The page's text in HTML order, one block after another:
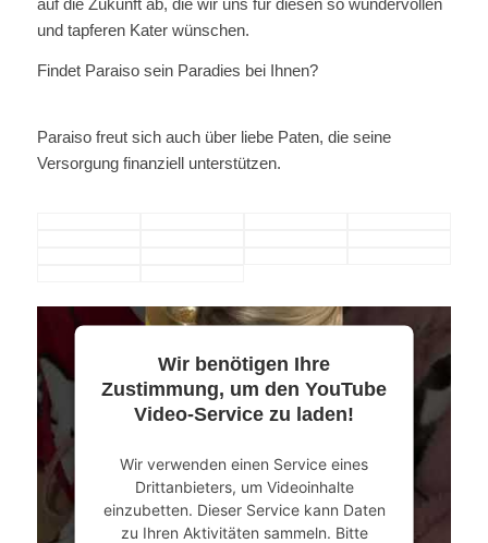
auf die Zukunft ab, die wir uns für diesen so wundervollen
und tapferen Kater wünschen.
Findet Paraiso sein Paradies bei Ihnen?
Paraiso freut sich auch über liebe Paten, die seine
Versorgung finanziell unterstützen.
Wir benötigen Ihre
Zustimmung, um den YouTube
Video-Service zu laden!
Wir verwenden einen Service eines
Drittanbieters, um Videoinhalte
einzubetten. Dieser Service kann Daten
zu Ihren Aktivitäten sammeln. Bitte